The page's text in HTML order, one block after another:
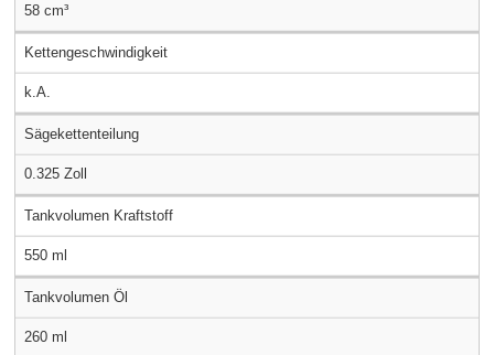
58 cm³
Kettengeschwindigkeit
k.A.
Sägekettenteilung
0.325 Zoll
Tankvolumen Kraftstoff
550 ml
Tankvolumen Öl
260 ml